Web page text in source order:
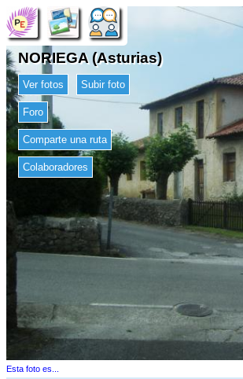
NORIEGA (Asturias)
Ver fotos Subir foto
Foro
Comparte una ruta
Colaboradores
Esta foto es...